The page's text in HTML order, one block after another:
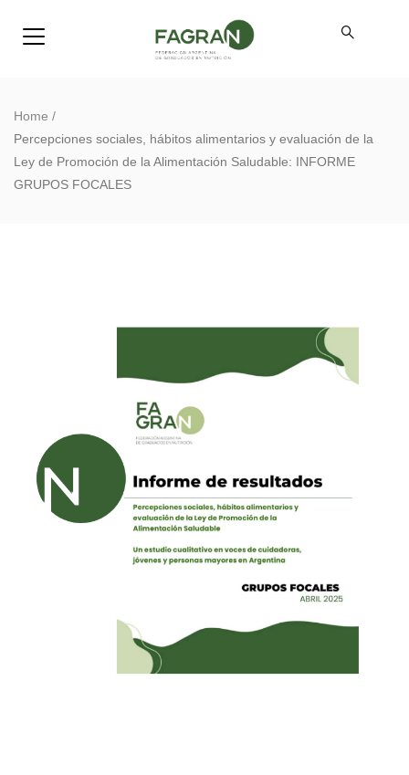
Home /
Percepciones sociales, hábitos alimentarios y evaluación de la
Ley de Promoción de la Alimentación Saludable: INFORME
GRUPOS FOCALES